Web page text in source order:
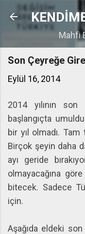
Mahfi
Son Çeyreğe
Eylül 16, 2014
2014 yılının
başlangıçta
bir yıl olmadı.
Birçok şeyin daha
ayı geride
olmayacağına
bitecek. Sadece
için.
Aşağıda eldeki